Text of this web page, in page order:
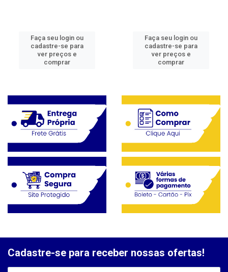
Faça seu login ou
cadastre-se para
ver preços e
comprar
Faça seu login ou
cadastre-se para
ver preços e
comprar
Cadastre-se para receber nossas ofertas!